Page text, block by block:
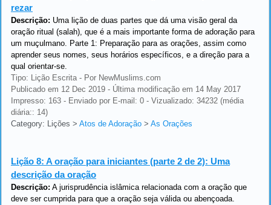
rezar
Descrição: Uma lição de duas partes que dá uma visão geral da
oração ritual (salah), que é a mais importante forma de adoração para
um muçulmano. Parte 1: Preparação para as orações, assim como
aprender seus nomes, seus horários específicos, e a direção para a
qual orientar-se.
Tipo: Lição Escrita - Por NewMuslims.com
Publicado em 12 Dec 2019 - Última modificação em 14 May 2017
Impresso: 163 - Enviado por E-mail: 0 - Vizualizado: 34232 (média
diária:: 14)
Category: Lições > Atos de Adoração > As Orações
Lição 8: A oração para iniciantes (parte 2 de 2): Uma
descrição da oração
Descrição: A jurisprudência islâmica relacionada com a oração que
deve ser cumprida para que a oração seja válida ou abençoada.